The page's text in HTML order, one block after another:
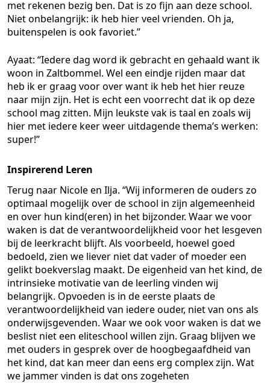
met rekenen bezig ben. Dat is zo fijn aan deze school.
Niet onbelangrijk: ik heb hier veel vrienden. Oh ja,
buitenspelen is ook favoriet.”
Ayaat: “Iedere dag word ik gebracht en gehaald want ik
woon in Zaltbommel. Wel een eindje rijden maar dat
heb ik er graag voor over want ik heb het hier reuze
naar mijn zijn. Het is echt een voorrecht dat ik op deze
school mag zitten. Mijn leukste vak is taal en zoals wij
hier met iedere keer weer uitdagende thema’s werken:
super!”
Inspirerend Leren
Terug naar Nicole en Ilja. “Wij informeren de ouders zo
optimaal mogelijk over de school in zijn algemeenheid
en over hun kind(eren) in het bijzonder. Waar we voor
waken is dat de verantwoordelijkheid voor het lesgeven
bij de leerkracht blijft. Als voorbeeld, hoewel goed
bedoeld, zien we liever niet dat vader of moeder een
gelikt boekverslag maakt. De eigenheid van het kind, de
intrinsieke motivatie van de leerling vinden wij
belangrijk. Opvoeden is in de eerste plaats de
verantwoordelijkheid van iedere ouder, niet van ons als
onderwijsgevenden. Waar we ook voor waken is dat we
beslist niet een eliteschool willen zijn. Graag blijven we
met ouders in gesprek over de hoogbegaafdheid van
het kind, dat kan meer dan eens erg complex zijn. Wat
we jammer vinden is dat ons zogeheten